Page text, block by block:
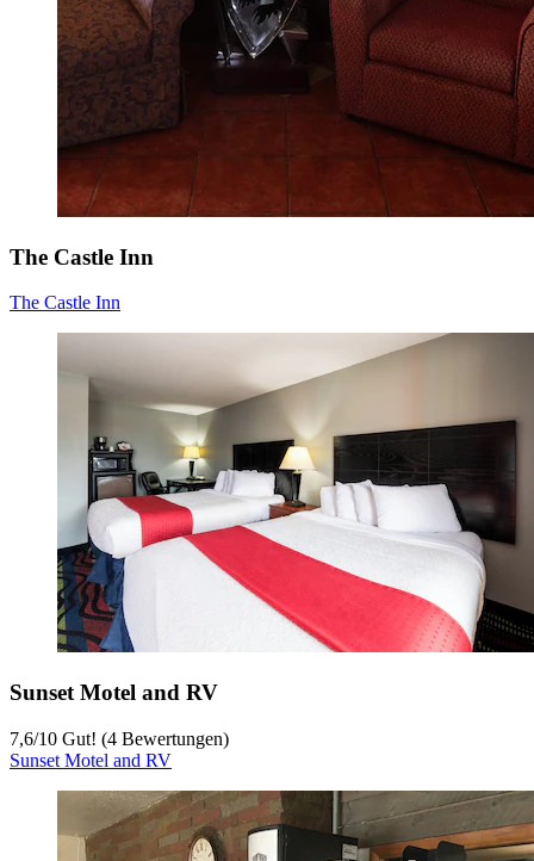
The Castle Inn
The Castle Inn
Sunset Motel and RV
7,6/10 Gut! (4 Bewertungen)
Sunset Motel and RV